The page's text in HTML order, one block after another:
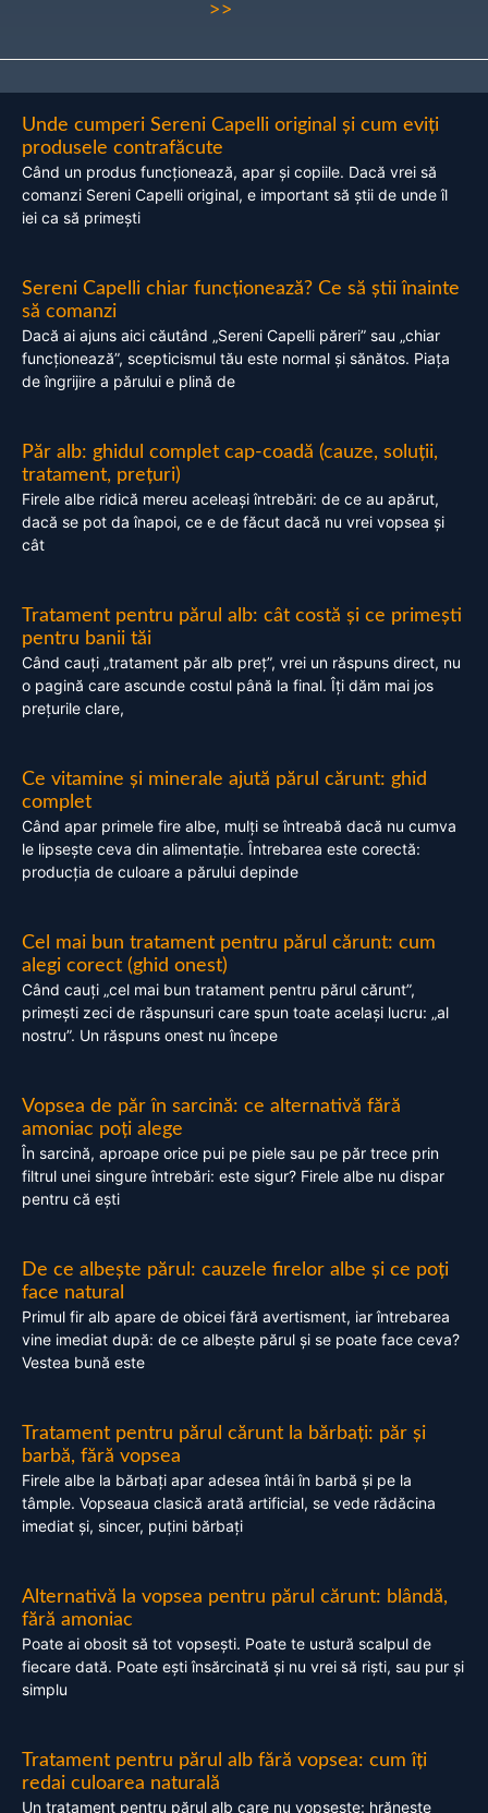
>>
Unde cumperi Sereni Capelli original și cum eviți
produsele contrafăcute
Când un produs funcționează, apar și copiile. Dacă vrei să
comanzi Sereni Capelli original, e important să știi de unde îl
iei ca să primești
Sereni Capelli chiar funcționează? Ce să știi înainte
să comanzi
Dacă ai ajuns aici căutând „Sereni Capelli păreri” sau „chiar
funcționează”, scepticismul tău este normal și sănătos. Piața
de îngrijire a părului e plină de
Păr alb: ghidul complet cap-coadă (cauze, soluții,
tratament, prețuri)
Firele albe ridică mereu aceleași întrebări: de ce au apărut,
dacă se pot da înapoi, ce e de făcut dacă nu vrei vopsea și
cât
Tratament pentru părul alb: cât costă și ce primești
pentru banii tăi
Când cauți „tratament păr alb preț”, vrei un răspuns direct, nu
o pagină care ascunde costul până la final. Îți dăm mai jos
prețurile clare,
Ce vitamine și minerale ajută părul cărunt: ghid
complet
Când apar primele fire albe, mulți se întreabă dacă nu cumva
le lipsește ceva din alimentație. Întrebarea este corectă:
producția de culoare a părului depinde
Cel mai bun tratament pentru părul cărunt: cum
alegi corect (ghid onest)
Când cauți „cel mai bun tratament pentru părul cărunt”,
primești zeci de răspunsuri care spun toate același lucru: „al
nostru”. Un răspuns onest nu începe
Vopsea de păr în sarcină: ce alternativă fără
amoniac poți alege
În sarcină, aproape orice pui pe piele sau pe păr trece prin
filtrul unei singure întrebări: este sigur? Firele albe nu dispar
pentru că ești
De ce albește părul: cauzele firelor albe și ce poți
face natural
Primul fir alb apare de obicei fără avertisment, iar întrebarea
vine imediat după: de ce albește părul și se poate face ceva?
Vestea bună este
Tratament pentru părul cărunt la bărbați: păr și
barbă, fără vopsea
Firele albe la bărbați apar adesea întâi în barbă și pe la
tâmple. Vopseaua clasică arată artificial, se vede rădăcina
imediat și, sincer, puțini bărbați
Alternativă la vopsea pentru părul cărunt: blândă,
fără amoniac
Poate ai obosit să tot vopsești. Poate te ustură scalpul de
fiecare dată. Poate ești însărcinată și nu vrei să riști, sau pur și
simplu
Tratament pentru părul alb fără vopsea: cum îți
redai culoarea naturală
Un tratament pentru părul alb care nu vopsește: hrănește